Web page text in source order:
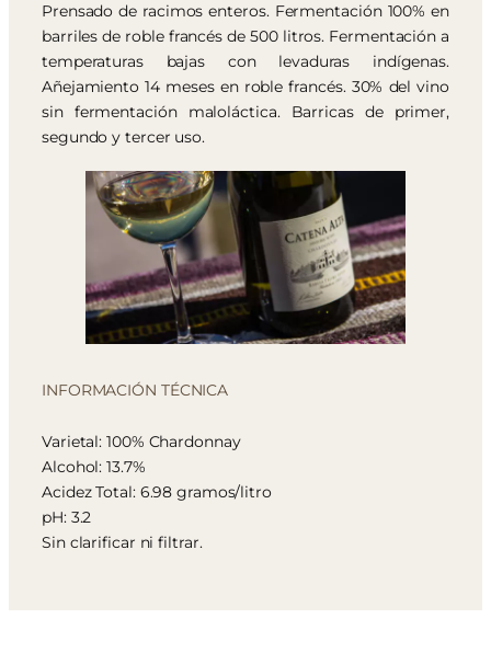
Prensado de racimos enteros. Fermentación 100% en
barriles de roble francés de 500 litros. Fermentación a
temperaturas bajas con levaduras indígenas.
Añejamiento 14 meses en roble francés. 30% del vino
sin fermentación maloláctica. Barricas de primer,
segundo y tercer uso.
INFORMACIÓN TÉCNICA
Varietal: 100% Chardonnay
Alcohol: 13.7%
Acidez Total: 6.98 gramos/litro
pH: 3.2
Sin clarificar ni filtrar.